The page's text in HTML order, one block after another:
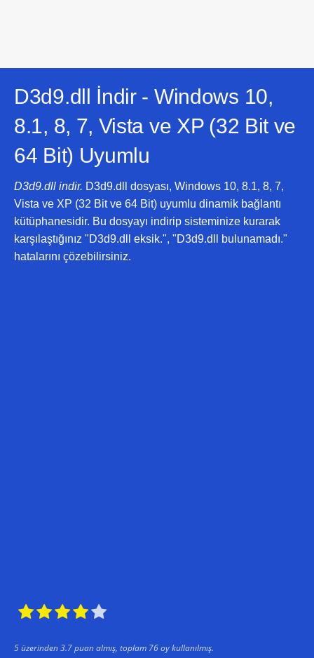
D3d9.dll İndir - Windows 10,
8.1, 8, 7, Vista ve XP (32 Bit ve
64 Bit) Uyumlu
D3d9.dll indir. D3d9.dll dosyası, Windows 10, 8.1, 8, 7,
Vista ve XP (32 Bit ve 64 Bit) uyumlu dinamik bağlantı
kütüphanesidir. Bu dosyayı indirip sisteminize kurarak
karşılaştığınız "D3d9.dll eksik.", "D3d9.dll bulunamadı."
hatalarını çözebilirsiniz.

5üzerinden3.7puan almış, toplam 76oy kullanılmış.